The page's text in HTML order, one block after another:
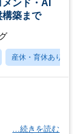
ンド・AI
構築まで
産休・育休あり
…続きを読む